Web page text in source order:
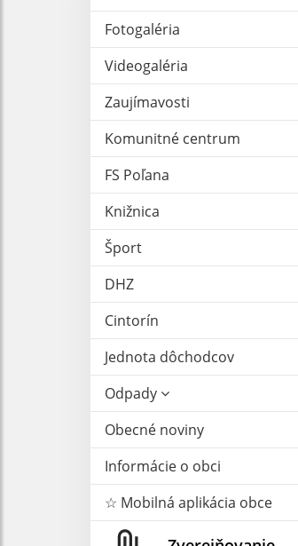
Fotogaléria
Videogaléria
Zaujímavosti
Komunitné centrum
FS Poľana
Knižnica
Šport
DHZ
Cintorín
Jednota dôchodcov
Odpady
Obecné noviny
Informácie o obci
☆ Mobilná aplikácia obce